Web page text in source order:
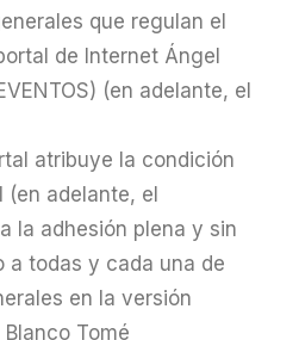
que regulan el
de Internet Ángel
(en adelante, el
atribuye la condición
(en adelante, el
la adhesión plena y sin
a todas y cada una de
en la versión
Tomé